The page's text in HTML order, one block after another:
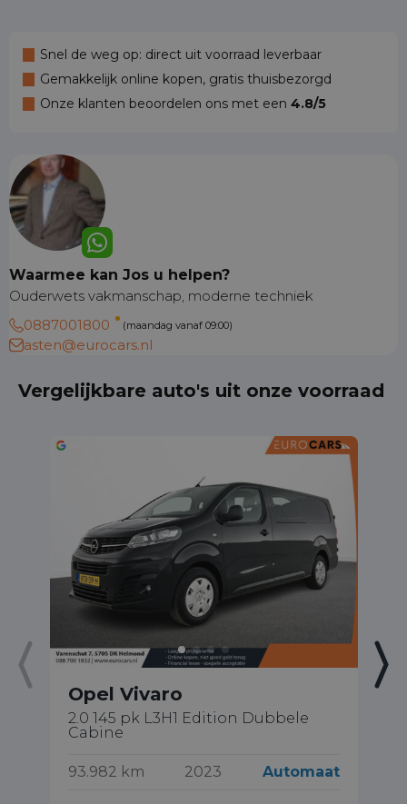
Snel de weg op: direct uit voorraad leverbaar
Gemakkelijk online kopen, gratis thuisbezorgd
Onze klanten beoordelen ons met een 4.8/5
Waarmee kan Jos u helpen?
Ouderwets vakmanschap, moderne techniek
0887001800
(maandag vanaf 09:00)
asten@eurocars.nl
Vergelijkbare auto's uit onze voorraad
Opel Vivaro
2.0 145 pk L3H1 Edition Dubbele
Cabine
93.982 km 2023 Automaat